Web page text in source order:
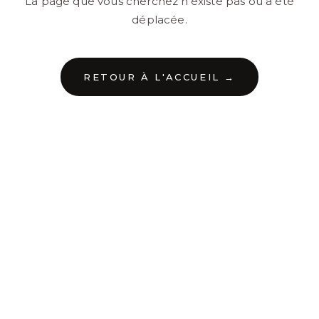
déplacée.
RETOUR À L'ACCUEIL →